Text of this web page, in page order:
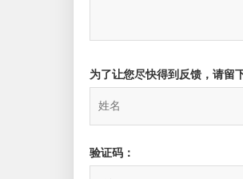
为了让您尽快得到反馈，请留
验证码：